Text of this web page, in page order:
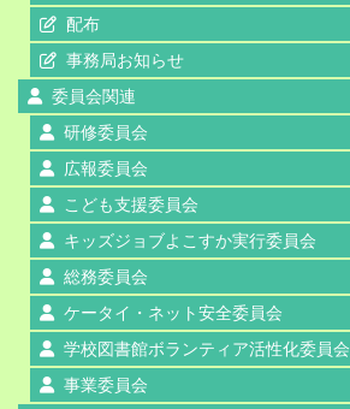
配布
事務局お知らせ
委員会関連
研修委員会
広報委員会
こども支援委員会
キッズジョブよこすか実行委員会
総務委員会
ケータイ・ネット安全委員会
学校図書館ボランティア活性化委員会
事業委員会